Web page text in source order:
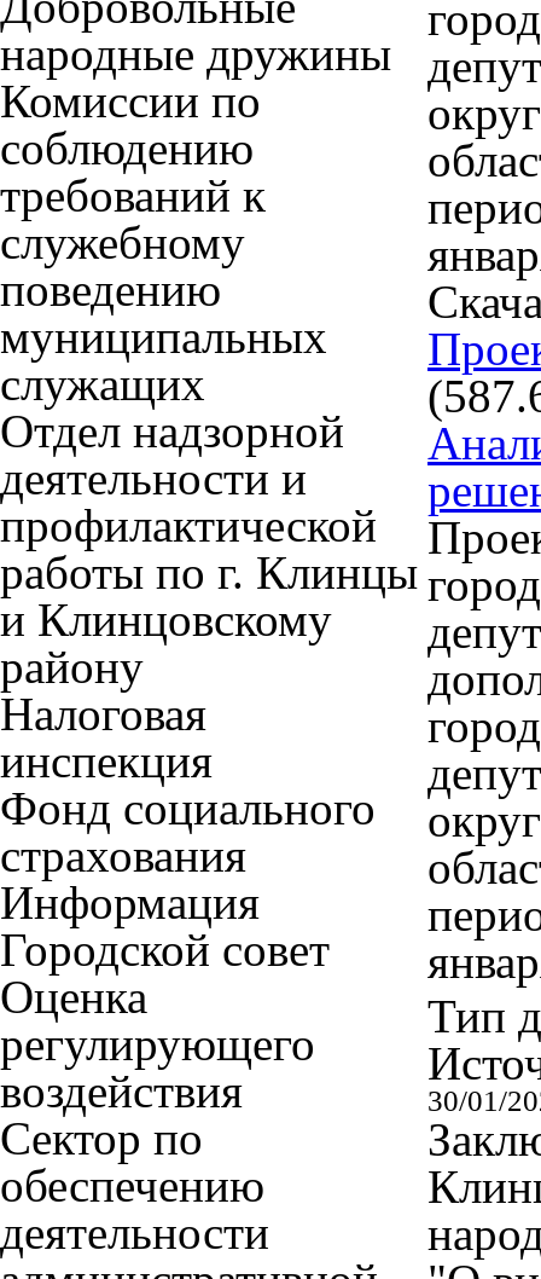
народные дружины
Комиссии по
соблюдению
требований к
служебному
поведению
муниципальных
служащих
Отдел надзорной
деятельности и
профилактической
работы по г. Клинцы
и Клинцовскому
району
Налоговая
инспекция
Фонд социального
страхования
Информация
Городской совет
Оценка
регулирующего
воздействия
Сектор по
обеспечению
деятельности
Тип
30/01/